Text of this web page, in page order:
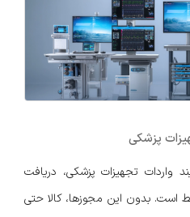
پزشکی
واردات تجهیزات پزشکی، دریافت
است. بدون این مجوزها، کالا حتی